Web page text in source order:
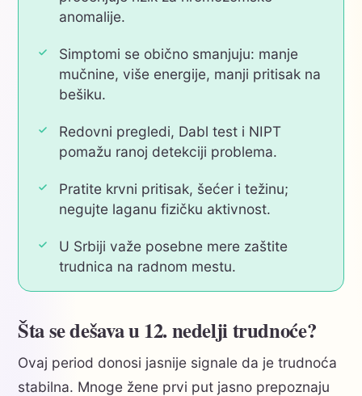
anomalije.
Simptomi se obično smanjuju: manje
mučnine, više energije, manji pritisak na
bešiku.
Redovni pregledi, Dabl test i NIPT
pomažu ranoj detekciji problema.
Pratite krvni pritisak, šećer i težinu;
negujte laganu fizičku aktivnost.
U Srbiji važe posebne mere zaštite
trudnica na radnom mestu.
Šta se dešava u 12. nedelji trudnoće?
Ovaj period donosi jasnije signale da je trudnoća
stabilna. Mnoge žene prvi put jasno prepoznaju